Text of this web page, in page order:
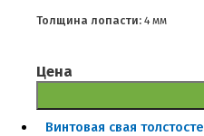
Толщина лопасти: 4 мм
Цена
Винтовая свая